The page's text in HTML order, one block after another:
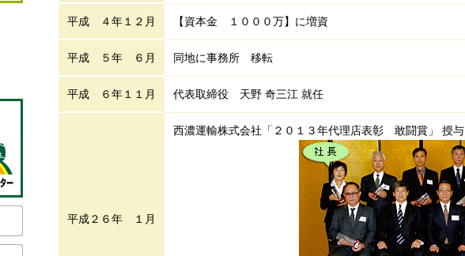
平成 ４年１２月 【資本金 １０００万】に増資
平成 ５年 ６月 同地に事務所 移転
平成 ６年１１月 代表取締役 天野 奇三江 就任
平成２６年 １月
西濃運輸株式会社「２０１３年代理店表彰 敢闘賞」 授与